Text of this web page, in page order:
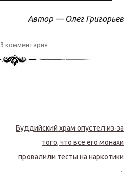
Автор — Олег Григорьев
3 комментария
Буддийский храм опустел из-за
того, что все его монахи
провалили тесты на наркотики